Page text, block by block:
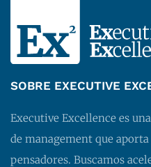
SOBRE EXECUTIVE
Executive Excellence es
de management que
pensadores. Buscamos